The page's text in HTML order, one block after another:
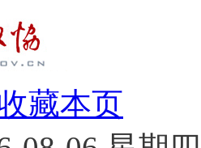
藏本页